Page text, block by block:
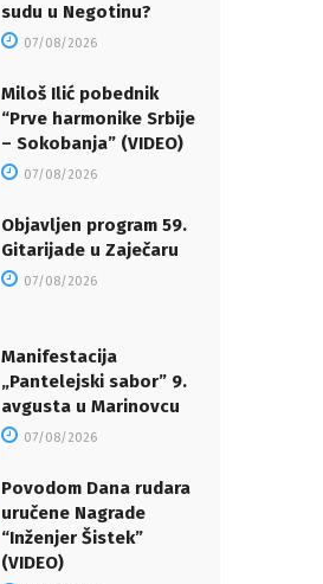
sudu u Negotinu?
07/08/2026
Miloš Ilić pobednik
“Prve harmonike Srbije
– Sokobanja” (VIDEO)
07/08/2026
Objavljen program 59.
Gitarijade u Zaječaru
07/08/2026
Manifestacija
„Pantelejski sabor” 9.
avgusta u Marinovcu
07/08/2026
Povodom Dana rudara
uručene Nagrade
“Inženjer Šistek”
(VIDEO)